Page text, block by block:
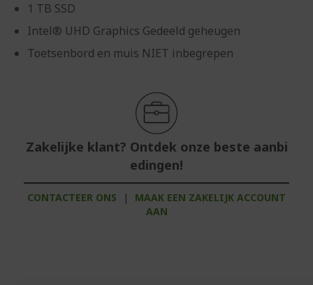
1 TB SSD
Intel® UHD Graphics Gedeeld geheugen
Toetsenbord en muis NIET inbegrepen
Zakelijke klant? Ontdek onze beste aanbi
edingen!
CONTACTEER ONS |
MAAK EEN ZAKELIJK ACCOUNT
AAN